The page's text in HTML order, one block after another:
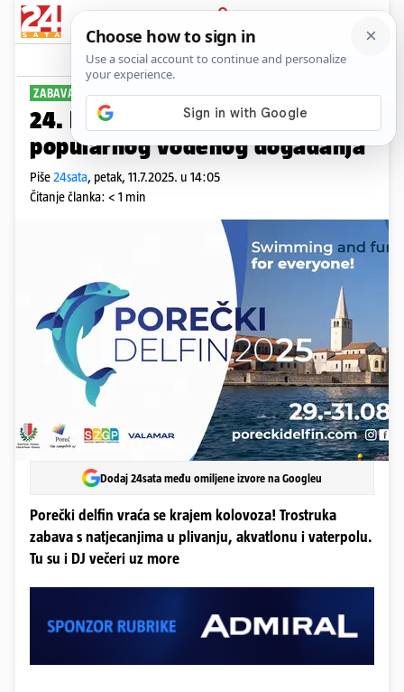
PRIJAVA
Sport Komentari
ZABAVA I SPORT
24. Porečki delfin: Novo izdanje
popularnog vodenog događanja
Piše24sata, petak, 11.7.2025. u 14:05
Čitanje članka: < 1 min
Dodaj 24sata među omiljene izvore na Googleu
Porečki delfin vraća se krajem kolovoza! Trostruka
zabava s natjecanjima u plivanju, akvatlonu i vaterpolu.
Tu su i DJ večeri uz more